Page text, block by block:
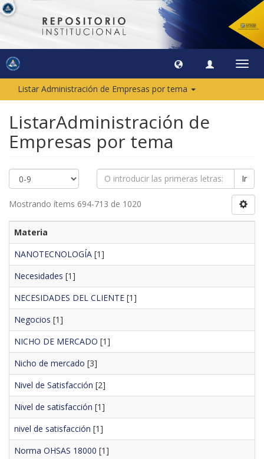
Listar Administración de Empresas por tema
ListarAdministración de
Empresas por tema
Ir
Mostrando ítems 694-713 de 1020
Materia
NANOTECNOLOGÍA [1]
Necesidades [1]
NECESIDADES DEL CLIENTE [1]
Negocios [1]
NICHO DE MERCADO [1]
Nicho de mercado [3]
Nivel de Satisfacción [2]
Nivel de satisfacción [1]
nivel de satisfacción [1]
Norma OHSAS 18000 [1]